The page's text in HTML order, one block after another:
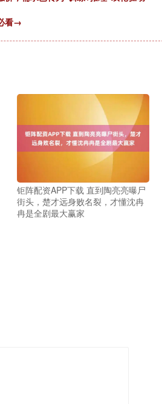
看→
钜阵配资APP下载 直到陶亮亮曝尸
街头，楚才远身败名裂，才懂沈冉
冉是全剧最大赢家